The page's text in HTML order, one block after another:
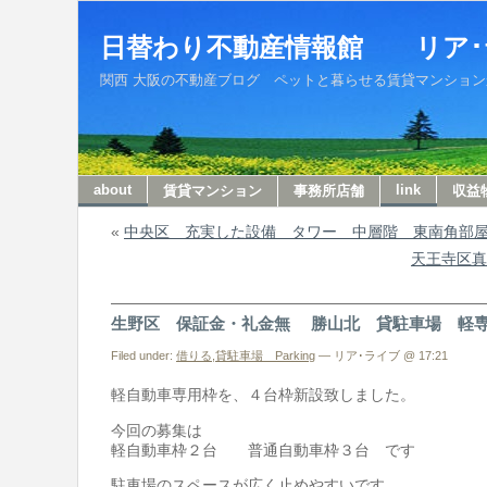
日替わり不動産情報館 リア･
関西 大阪の不動産ブログ ペットと暮らせる賃貸マンシ
about 賃貸マンション 事務所店舗 link 収益
« 中央区 充実した設備 タワー 中層階 東南角部
天王寺区
生野区 保証金・礼金無 勝山北 貸駐車場 軽専
Filed under: 借りる 貸駐車場 Parking — リア･ライブ @ 17:21
軽自動車専用枠を、４台枠新設致しました。
今回の募集は
軽自動車枠２台 普通自動車枠３台 です